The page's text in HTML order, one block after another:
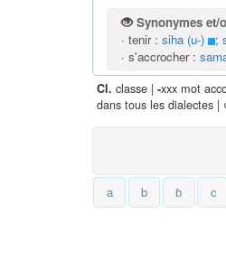
Synonymes et/
· tenir : siha (u-) ;
· s'accrocher :
Cl. classe | -xxx mot
dans tous les dialectes |
a b ɓ c